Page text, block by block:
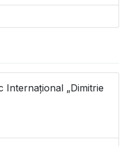
Internațional „Dimitrie